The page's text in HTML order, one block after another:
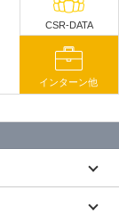
CSR-DATA
インターン他